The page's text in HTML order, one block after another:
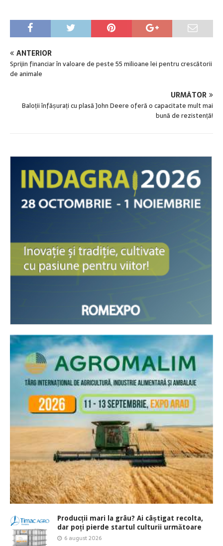
ANTERIOR
Sprijin financiar în valoare de peste 55 milioane lei pentru crescătorii
de animale
URMĂTOR
Baloții înfășurați cu plasă John Deere oferă o capacitate mult mai
bună de rezistență!
Producții mari la grâu? Ai câștigat recolta,
dar poți pierde startul culturii următoare
6 august 2026